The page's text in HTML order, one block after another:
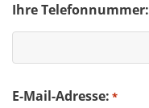
Ihre Telefonnummer:
E-Mail-Adresse: *